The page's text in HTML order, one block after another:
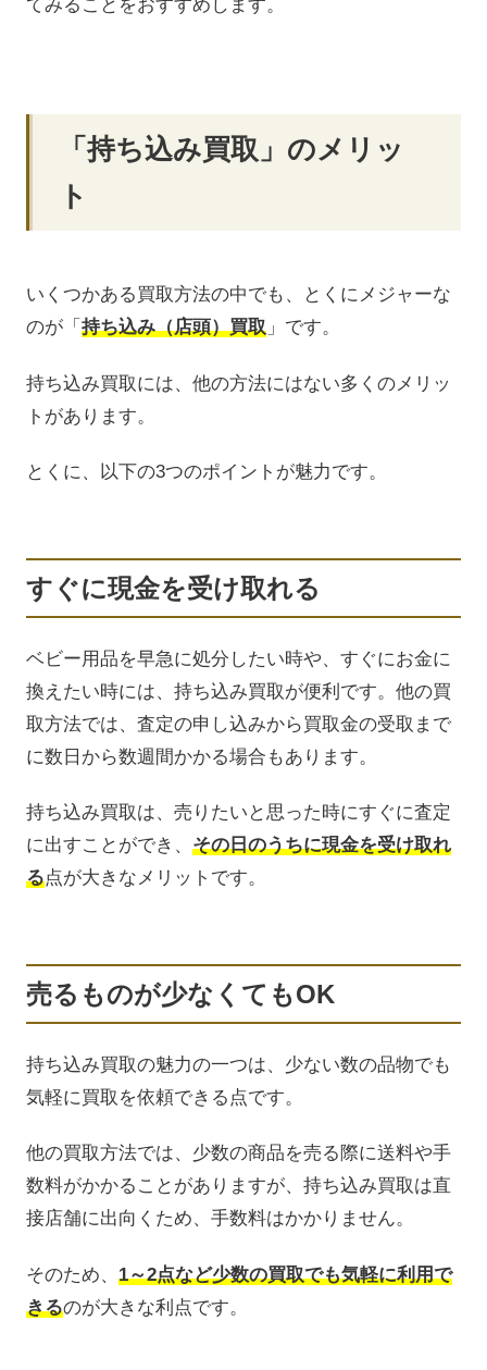
「持ち込み買取」のメリッ
ト
いくつかある買取方法の中でも、とくにメジャーな
のが「 持ち込み（店頭）買取」です。
持ち込み買取には、他の方法にはない多くのメリッ
トがあります。
とくに、以下の3つのポイントが魅力です。
すぐに現金を受け取れる
ベビー用品を早急に処分したい時や、すぐにお金に
換えたい時には、持ち込み買取が便利です。他の買
取方法では、査定の申し込みから買取金の受取まで
に数日から数週間かかる場合もあります。
持ち込み買取は、売りたいと思った時にすぐに査定
に出すことができ、 その日のうちに現金を受け取れ
る点が大きなメリットです。
売るものが少なくてもOK
持ち込み買取の魅力の一つは、少ない数の品物でも
気軽に買取を依頼できる点です。
他の買取方法では、少数の商品を売る際に送料や手
数料がかかることがありますが、持ち込み買取は直
接店舗に出向くため、手数料はかかりません。
そのため、 1～2点など少数の買取でも気軽に利用で
きるのが大きな利点です。